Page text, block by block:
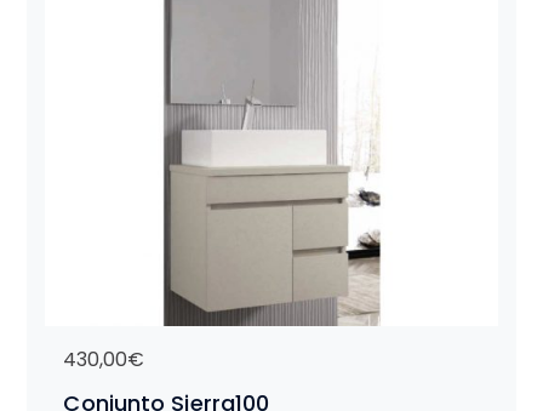
Conjunto Sierra100
430,00€